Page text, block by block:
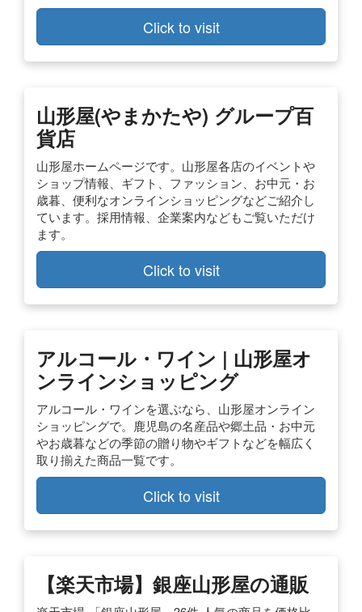
Click to visit
山形屋(やまかたや) グループ百
貨店
山形屋ホームページです。山形屋各店のイベントや
ショップ情報、ギフト、ファッション、お中元・お
歳暮、便利なオンラインショッピングなどご紹介し
ています。採用情報、企業案内などもご覧いただけ
ます。
Click to visit
アルコール・ワイン | 山形屋オ
ンラインショッピング
アルコール・ワインを選ぶなら、山形屋オンライン
ショッピングで。鹿児島の名産品や郷土品・お中元
やお歳暮などの季節の贈り物やギフトなどを幅広く
取り揃えた商品一覧です。
Click to visit
【楽天市場】銀座山形屋の通販